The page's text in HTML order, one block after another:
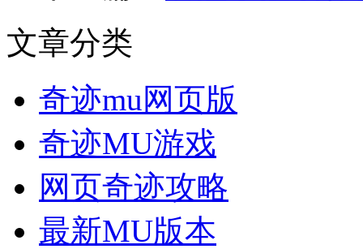
文章分类
奇迹mu网页版
奇迹MU游戏
网页奇迹攻略
最新MU版本